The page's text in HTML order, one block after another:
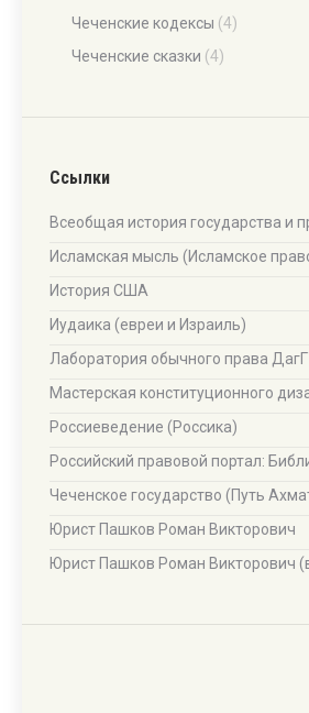
Чеченские кодексы (4)
Чеченские сказки (4)
Ссылки
Всеобщая история государства и
Исламская мысль (Исламское
История США
Иудаика (евреи и Израиль)
Лаборатория обычного права
Мастерская конституционного
Россиеведение (Россика)
Российский правовой портал:
Чеченское государство (Путь
Юрист Пашков Роман Викторович
Юрист Пашков Роман Викторович